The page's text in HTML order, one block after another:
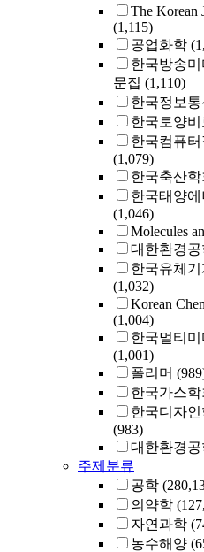
The Korean
(1,115)
공업화학
한국방송
문집 (1,110)
한국정보통
한국토양비
한국컴퓨
(1,079)
한국축산학
한국태양
(1,046)
Molecules
대한환경공
한국유체
(1,032)
Korean
(1,004)
한국멀티
(1,001)
폴리머
한국가스
한국디자
(983)
대한환경
주제분류
공학
의약학
자연과학
농수해양